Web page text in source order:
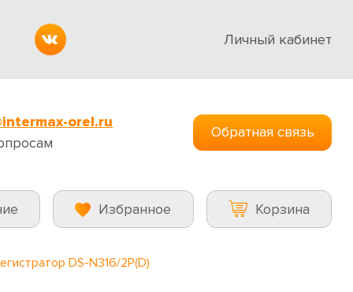
Личный кабинет
orel.ru
Обратная связь
Избранное Корзина
DS-N316/2P(D)